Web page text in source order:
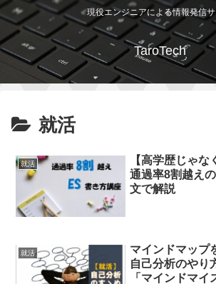
現役エンジニアによる情報発信サ
TaroTech
就活
就活
【高学歴じゃな
通過率8割越え
文で解説
就活
マインドマップ
自己分析のやり
「マインドマイ